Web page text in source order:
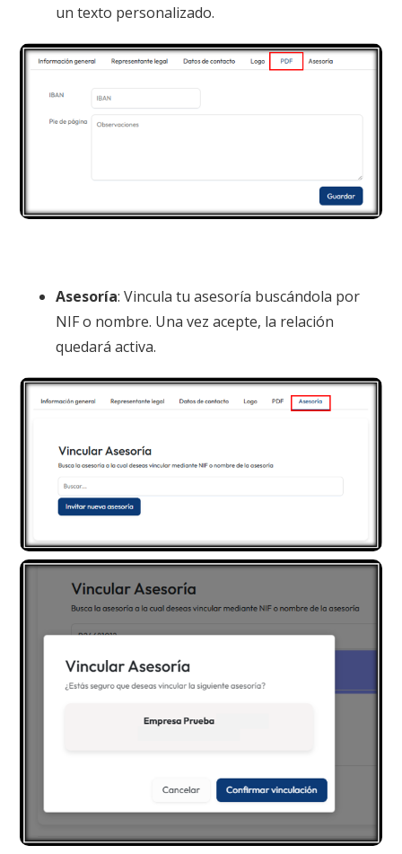
un texto personalizado.
Asesoría: Vincula tu asesoría buscándola por
NIF o nombre. Una vez acepte, la relación
quedará activa.